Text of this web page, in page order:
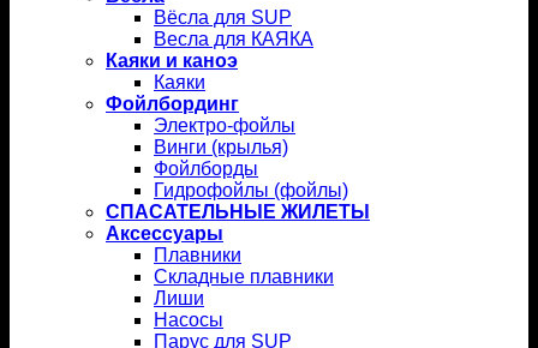
Вёсла для SUP
Весла для КАЯКА
Каяки и каноэ
Каяки
Фойлбординг
Электро-фойлы
Винги (крылья)
Фойлборды
Гидрофойлы (фойлы)
СПАСАТЕЛЬНЫЕ ЖИЛЕТЫ
Аксессуары
Плавники
Складные плавники
Лиши
Насосы
Парус для SUP